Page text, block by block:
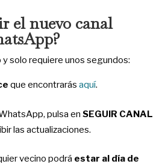
el nuevo canal
solo requiere unos segundos:
que encontrarás aquí.
pulsa en SEGUIR CANAL
las actualizaciones.
vecino podrá estar al día de